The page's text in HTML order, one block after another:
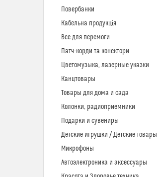
Повербанки
Кабельна продукція
Все для перемоги
Патч-корди та конектори
Цветомузыка, лазерные указки
Канцтовары
Товары для дома и сада
Колонки, радиоприемники
Подарки и сувениры
Детские игрушки / Детские товары
Микрофоны
Автоэлектроника и аксессуары